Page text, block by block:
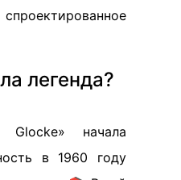
легенда?
начала
в 1960 году